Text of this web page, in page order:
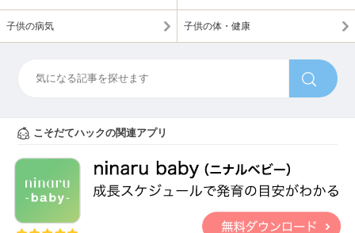
子供の病気 子供の体・健康
こそだてハックの関連アプリ